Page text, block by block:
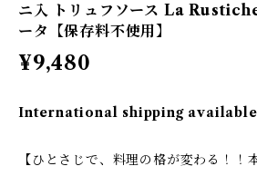
ニ入 トリュフソース La
ータ【保存料不使用】
¥9,480
International shipping available
【ひとさじで、料理の格が変わる！！